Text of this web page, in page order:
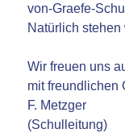
von-Graefe-
Natürlich stehen
Wir freuen uns
mit freundlichen
F. Metzger
(Schulleitung)